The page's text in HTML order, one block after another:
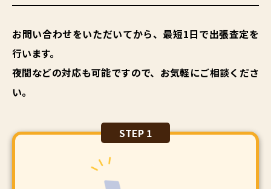
お問い合わせをいただいてから、最短1日で出張査定を
行います。
夜間などの対応も可能ですので、お気軽にご相談くださ
い。
STEP 1